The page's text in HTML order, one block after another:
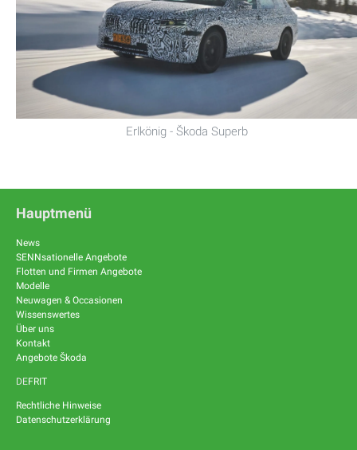
Erlkönig - Škoda Superb
Hauptmenü
News
SENNsationelle Angebote
Flotten und Firmen Angebote
Modelle
Neuwagen & Occasionen
Wissenswertes
Über uns
Kontakt
Angebote Škoda
DEFRIT
Rechtliche Hinweise
Datenschutzerklärung